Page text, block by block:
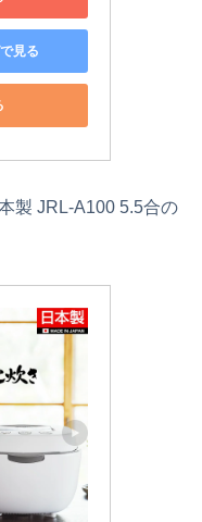
見る
製 JRL-A100 5.5合の